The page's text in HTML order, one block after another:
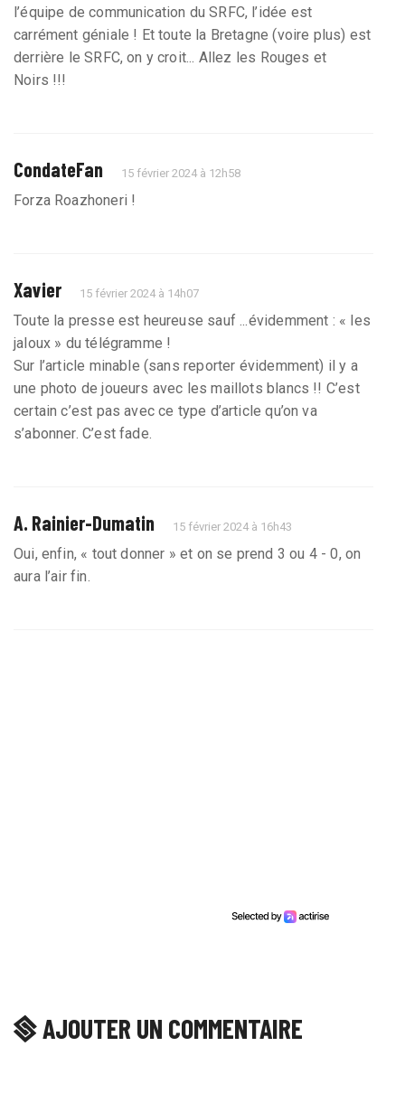
l’équipe de communication du SRFC, l’idée est
carrément géniale ! Et toute la Bretagne (voire plus) est
derrière le SRFC, on y croit... Allez les Rouges et
Noirs !!!
CondateFan 15 février 2024 à 12h58
Forza Roazhoneri !
Xavier 15 février 2024 à 14h07
Toute la presse est heureuse sauf ...évidemment : « les
jaloux » du télégramme !
Sur l’article minable (sans reporter évidemment) il y a
une photo de joueurs avec les maillots blancs !! C’est
certain c’est pas avec ce type d’article qu’on va
s’abonner. C’est fade.
A. Rainier-Dumatin 15 février 2024 à 16h43
Oui, enfin, « tout donner » et on se prend 3 ou 4 - 0, on
aura l’air fin.
AJOUTER UN COMMENTAIRE